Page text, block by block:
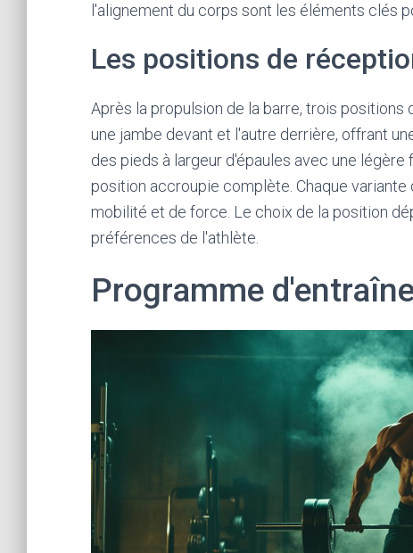
l'alignement du corps sont les éléments clés
Les positions de
Après la propulsion de la barre, trois
une jambe devant et l'autre derrière, offrant
des pieds à largeur d'épaules avec une
position accroupie complète. Chaque
mobilité et de force. Le choix de la position
préférences de l'athlète.
Programme